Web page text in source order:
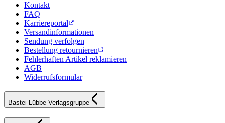
Kontakt
FAQ
Karriereportal
Versandinformationen
Sendung verfolgen
Bestellung retournieren
Fehlerhaften Artikel reklamieren
AGB
Widerrufsformular
Bastei Lübbe Verlagsgruppe